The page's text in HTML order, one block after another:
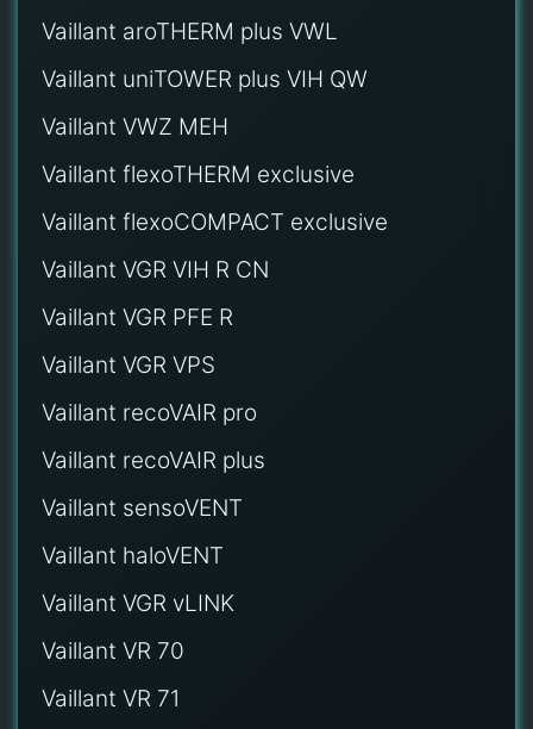
Vaillant aroTHERM plus VWL
Vaillant uniTOWER plus VIH QW
Vaillant VWZ MEH
Vaillant flexoTHERM exclusive
Vaillant flexoCOMPACT exclusive
Vaillant VGR VIH R CN
Vaillant VGR PFE R
Vaillant VGR VPS
Vaillant recoVAIR pro
Vaillant recoVAIR plus
Vaillant sensoVENT
Vaillant haloVENT
Vaillant VGR vLINK
Vaillant VR 70
Vaillant VR 71